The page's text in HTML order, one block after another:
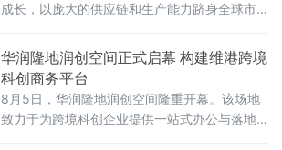
成长，以庞大的供应链和生产能力跻身全球市
消费需求分化、渠道模式重构、全球市场重新
布局。企业需要回答的问题从“能不能造出来”转
向“能不能形成品牌、能不能走向全球、能不能
持续增长”。
华润隆地润创空间正式启幕 构建维港跨境
科创商务平台
8月5日，华润隆地润创空间隆重开幕。该场地
致力于为跨境科创企业提供一站式办公与落地